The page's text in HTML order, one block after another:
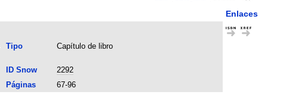
Enlaces
Tipo Capítulo de libro
ID Snow
2292
Páginas
67-96